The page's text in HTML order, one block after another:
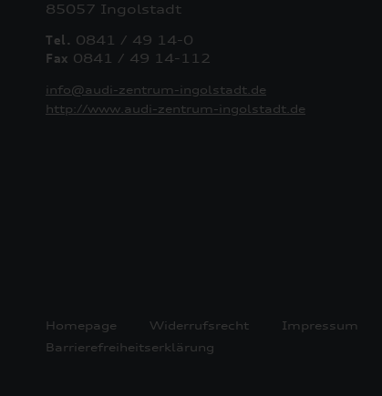
85057 Ingolstadt
Tel. 0841 / 49 14-0
Fax 0841 / 49 14-112
info@audi-zentrum-ingolstadt.de
http://www.audi-zentrum-ingolstadt.de
Homepage Widerrufsrecht Impressum
Barrierefreiheitserklärung